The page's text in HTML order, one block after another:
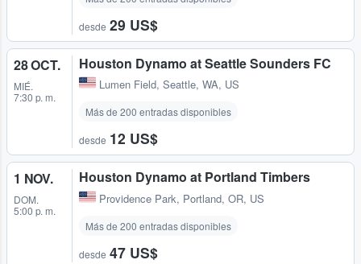
desde 29 US$
28 OCT.
MIÉ.
7:30 p. m.
Houston Dynamo at Seattle Sounders FC
Lumen Field, Seattle, WA, US
Más de 200 entradas disponibles
desde 12 US$
1 NOV.
DOM.
5:00 p. m.
Houston Dynamo at Portland Timbers
Providence Park, Portland, OR, US
Más de 200 entradas disponibles
desde 47 US$